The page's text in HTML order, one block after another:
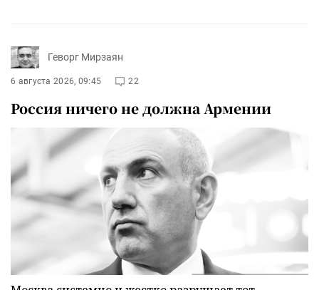
Геворг Мирзаян
6 августа 2026, 09:45 22
Россия ничего не должна Армении